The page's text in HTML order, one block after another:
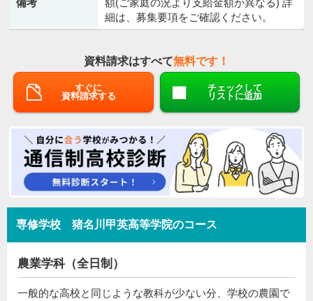
細は、募集要項をご確認ください。
資料請求はすべて無料です！
すぐに
資料請求する
チェックして
リストに追加
専修学校 猪名川甲英高等学院のコース
農業学科（全日制）
一般的な高校と同じような教科が少ない分、学校の農園で